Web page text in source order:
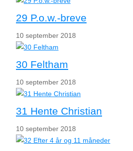
29 P.o.w.-breve
10 september 2018
30 Feltham
10 september 2018
31 Hente Christian
10 september 2018